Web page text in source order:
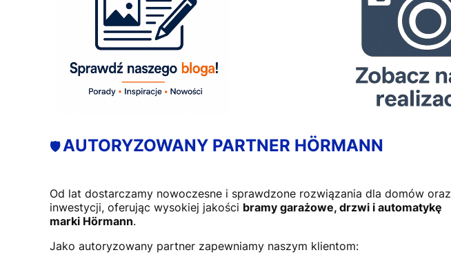
🛡️AUTORYZOWANY PARTNER HÖRMANN
Od lat dostarczamy nowoczesne i sprawdzone rozwiązania dla domów oraz
inwestycji, oferując wysokiej jakości bramy garażowe, drzwi i automatykę
marki Hörmann.
Jako autoryzowany partner zapewniamy naszym klientom: